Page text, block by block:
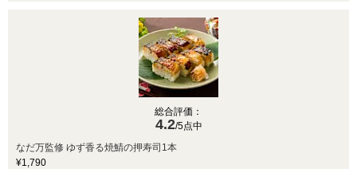
総合評価：
4.2/5点中
なだ万監修 ゆず香る焼鯖の押寿司1本
¥1,790